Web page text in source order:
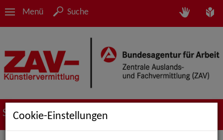
Menü Suche
Suche nach Künstler*innen
Cookie-Einstellungen